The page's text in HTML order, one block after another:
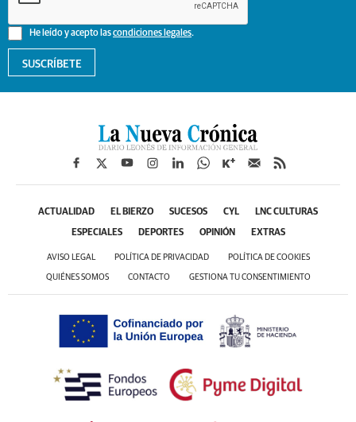
He leído y acepto lascondiciones legales.
SUSCRÍBETE
ACTUALIDAD EL BIERZO SUCESOS CYL LNC CULTURAS
ESPECIALES DEPORTES OPINIÓN EXTRAS
AVISO LEGAL POLÍTICA DE PRIVACIDAD POLÍTICA DE COOKIES
QUIÉNES SOMOS CONTACTO GESTIONA TU CONSENTIMIENTO